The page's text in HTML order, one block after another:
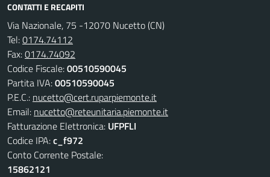
CONTATTI E RECAPITI
Via Nazionale, 75 -12070 Nucetto (CN)
Tel:0174.74112
Fax:0174.74092
Codice Fiscale:00510590045
Partita IVA:00510590045
P.E.C.: nucetto@cert.ruparpiemonte.it
Email: nucetto@reteunitaria.piemonte.it
Fatturazione Elettronica: UFPFLI
Codice IPA:c_f972
Conto Corrente Postale:
15862121